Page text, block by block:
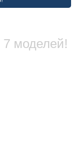
7 моделей!